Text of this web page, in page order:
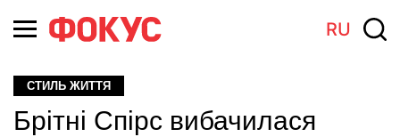
RU
СТИЛЬ ЖИТТЯ
Брітні Спірс вибачилася